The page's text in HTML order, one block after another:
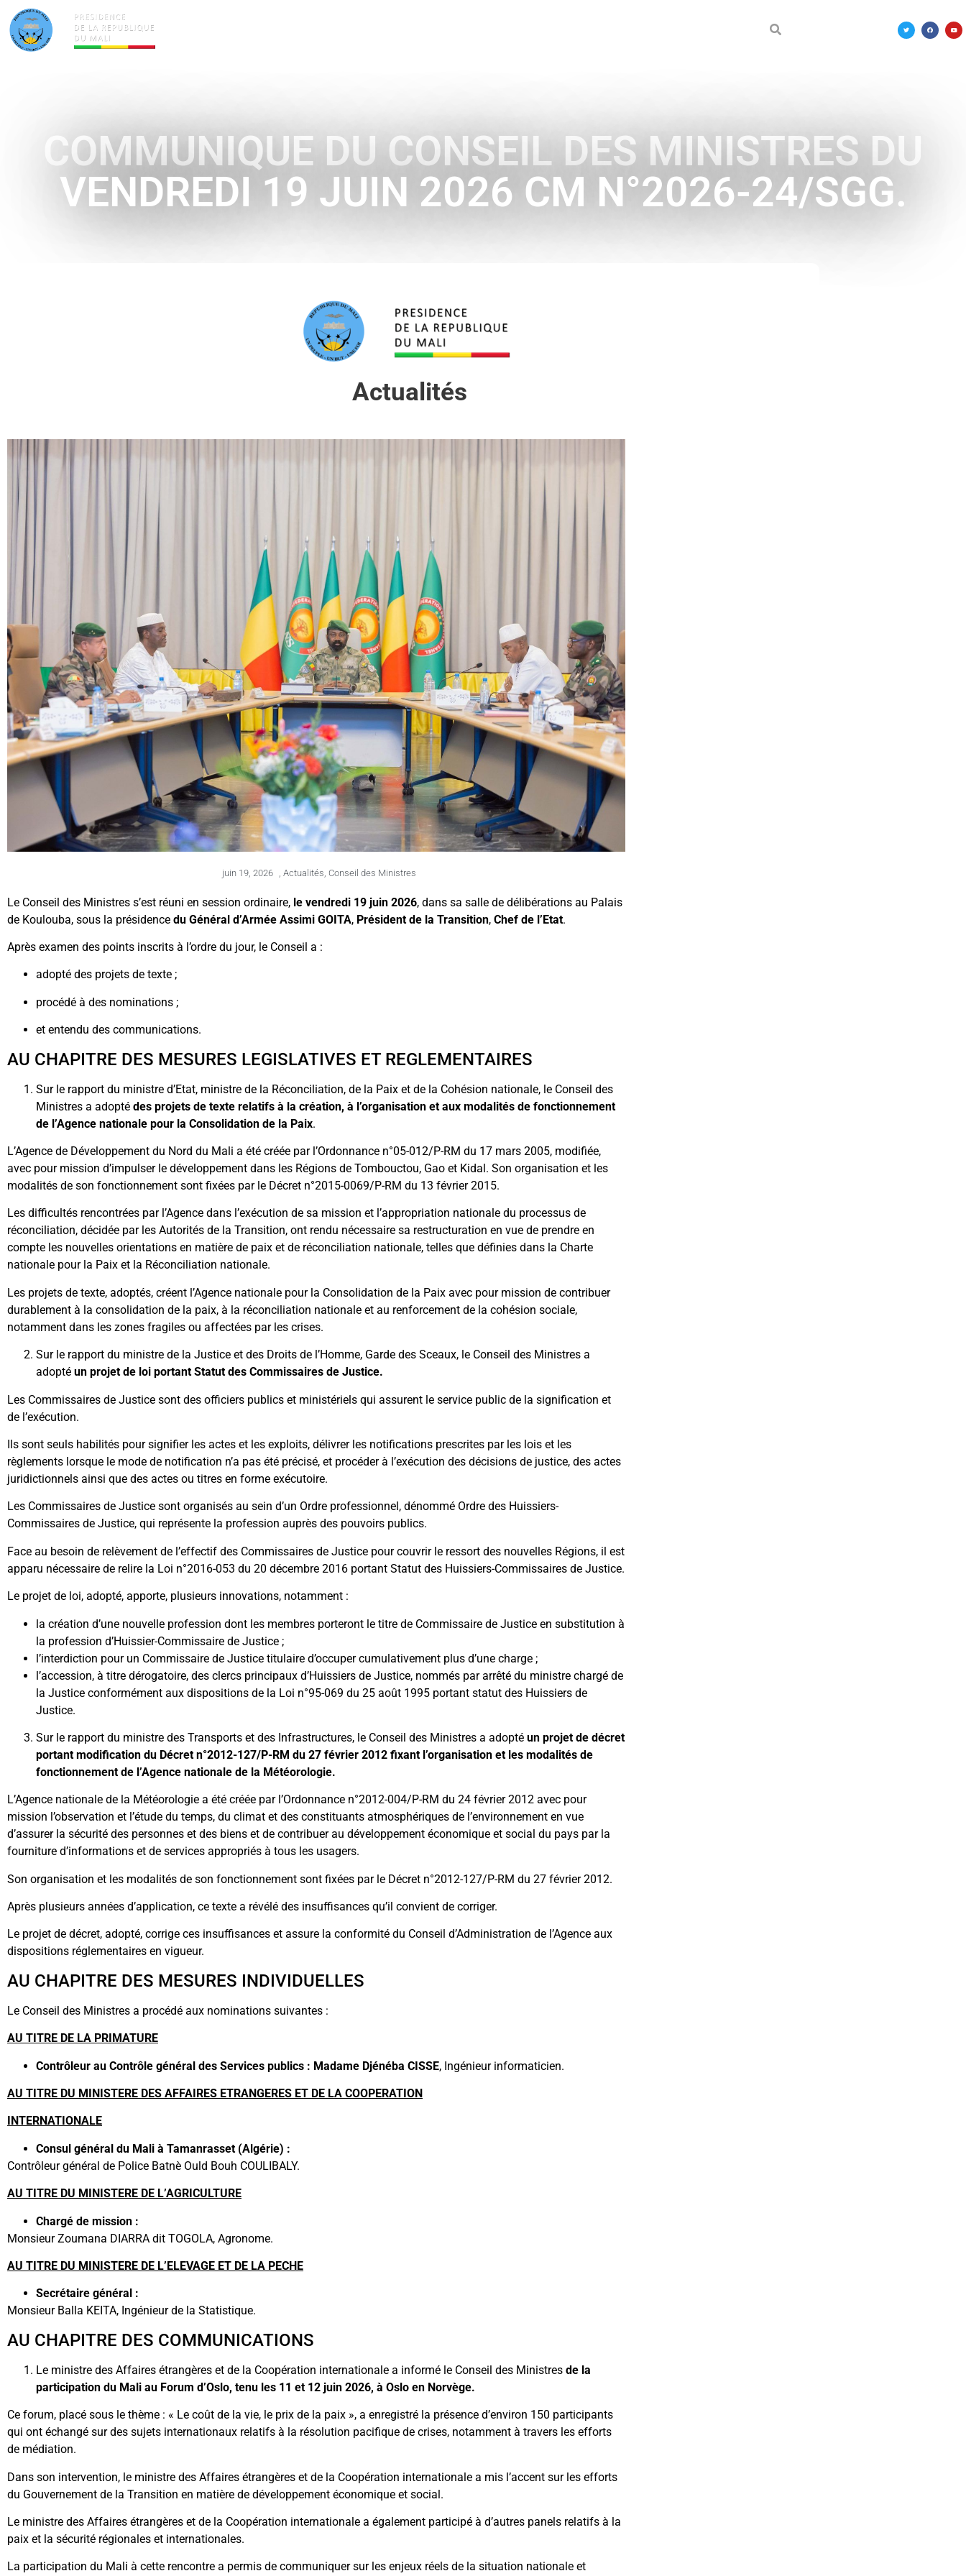
COMMUNIQUE DU CONSEIL DES MINISTRES DU
VENDREDI 19 JUIN 2026 CM N°2026-24/SGG.
Actualités
juin 19, 2026 Actualités Conseil des Ministres
Le Conseil des Ministres s’est réuni en session ordinaire, le vendredi 19 juin 2026, dans sa salle de délibérations au Palais
de Koulouba, sous la présidence du Général d’Armée Assimi GOITA, Président de la Transition, Chef de l’Etat.
Après examen des points inscrits à l’ordre du jour, le Conseil a :
adopté des projets de texte ;
procédé à des nominations ;
et entendu des communications.
AU CHAPITRE DES MESURES LEGISLATIVES ET REGLEMENTAIRES
Sur le rapport du ministre d’Etat, ministre de la Réconciliation, de la Paix et de la Cohésion nationale, le Conseil des
Ministres a adopté des projets de texte relatifs à la création, à l’organisation et aux modalités de fonctionnement
de l’Agence nationale pour la Consolidation de la Paix.
L’Agence de Développement du Nord du Mali a été créée par l’Ordonnance n°05-012/P-RM du 17 mars 2005, modifiée,
avec pour mission d’impulser le développement dans les Régions de Tombouctou, Gao et Kidal. Son organisation et les
modalités de son fonctionnement sont fixées par le Décret n°2015-0069/P-RM du 13 février 2015.
Les difficultés rencontrées par l’Agence dans l’exécution de sa mission et l’appropriation nationale du processus de
réconciliation, décidée par les Autorités de la Transition, ont rendu nécessaire sa restructuration en vue de prendre en
compte les nouvelles orientations en matière de paix et de réconciliation nationale, telles que définies dans la Charte
nationale pour la Paix et la Réconciliation nationale.
Les projets de texte, adoptés, créent l’Agence nationale pour la Consolidation de la Paix avec pour mission de contribuer
durablement à la consolidation de la paix, à la réconciliation nationale et au renforcement de la cohésion sociale,
notamment dans les zones fragiles ou affectées par les crises.
Sur le rapport du ministre de la Justice et des Droits de l’Homme, Garde des Sceaux, le Conseil des Ministres a
adopté un projet de loi portant Statut des Commissaires de Justice.
Les Commissaires de Justice sont des officiers publics et ministériels qui assurent le service public de la signification et
de l’exécution.
Ils sont seuls habilités pour signifier les actes et les exploits, délivrer les notifications prescrites par les lois et les
règlements lorsque le mode de notification n’a pas été précisé, et procéder à l’exécution des décisions de justice, des actes
juridictionnels ainsi que des actes ou titres en forme exécutoire.
Les Commissaires de Justice sont organisés au sein d’un Ordre professionnel, dénommé Ordre des Huissiers-
Commissaires de Justice, qui représente la profession auprès des pouvoirs publics.
Face au besoin de relèvement de l’effectif des Commissaires de Justice pour couvrir le ressort des nouvelles Régions, il est
apparu nécessaire de relire la Loi n°2016-053 du 20 décembre 2016 portant Statut des Huissiers-Commissaires de Justice.
Le projet de loi, adopté, apporte, plusieurs innovations, notamment :
la création d’une nouvelle profession dont les membres porteront le titre de Commissaire de Justice en substitution à
la profession d’Huissier-Commissaire de Justice ;
l’interdiction pour un Commissaire de Justice titulaire d’occuper cumulativement plus d’une charge ;
l’accession, à titre dérogatoire, des clercs principaux d’Huissiers de Justice, nommés par arrêté du ministre chargé de
la Justice conformément aux dispositions de la Loi n°95-069 du 25 août 1995 portant statut des Huissiers de
Justice.
Sur le rapport du ministre des Transports et des Infrastructures, le Conseil des Ministres a adopté un projet de décret
portant modification du Décret n°2012-127/P-RM du 27 février 2012 fixant l’organisation et les modalités de
fonctionnement de l’Agence nationale de la Météorologie.
L’Agence nationale de la Météorologie a été créée par l’Ordonnance n°2012-004/P-RM du 24 février 2012 avec pour
mission l’observation et l’étude du temps, du climat et des constituants atmosphériques de l’environnement en vue
d’assurer la sécurité des personnes et des biens et de contribuer au développement économique et social du pays par la
fourniture d’informations et de services appropriés à tous les usagers.
Son organisation et les modalités de son fonctionnement sont fixées par le Décret n°2012-127/P-RM du 27 février 2012.
Après plusieurs années d’application, ce texte a révélé des insuffisances qu’il convient de corriger.
Le projet de décret, adopté, corrige ces insuffisances et assure la conformité du Conseil d’Administration de l’Agence aux
dispositions réglementaires en vigueur.
AU CHAPITRE DES MESURES INDIVIDUELLES
Le Conseil des Ministres a procédé aux nominations suivantes :
AU TITRE DE LA PRIMATURE
Contrôleur au Contrôle général des Services publics : Madame Djénéba CISSE, Ingénieur informaticien.
AU TITRE DU MINISTERE DES AFFAIRES ETRANGERES ET DE LA COOPERATION
INTERNATIONALE
Consul général du Mali à Tamanrasset (Algérie) :
Contrôleur général de Police Batnè Ould Bouh COULIBALY.
AU TITRE DU MINISTERE DE L’AGRICULTURE
Chargé de mission :
Monsieur Zoumana DIARRA dit TOGOLA, Agronome.
AU TITRE DU MINISTERE DE L’ELEVAGE ET DE LA PECHE
Secrétaire général :
Monsieur Balla KEITA, Ingénieur de la Statistique.
AU CHAPITRE DES COMMUNICATIONS
Le ministre des Affaires étrangères et de la Coopération internationale a informé le Conseil des Ministres de la
participation du Mali au Forum d’Oslo, tenu les 11 et 12 juin 2026, à Oslo en Norvège.
Ce forum, placé sous le thème : « Le coût de la vie, le prix de la paix », a enregistré la présence d’environ 150 participants
qui ont échangé sur des sujets internationaux relatifs à la résolution pacifique de crises, notamment à travers les efforts
de médiation.
Dans son intervention, le ministre des Affaires étrangères et de la Coopération internationale a mis l’accent sur les efforts
du Gouvernement de la Transition en matière de développement économique et social.
Le ministre des Affaires étrangères et de la Coopération internationale a également participé à d’autres panels relatifs à la
paix et la sécurité régionales et internationales.
La participation du Mali à cette rencontre a permis de communiquer sur les enjeux réels de la situation nationale et